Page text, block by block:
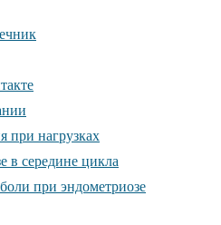
нагрузках
в середине цикла
при эндометриозе